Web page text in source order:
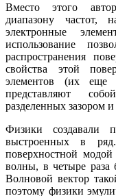
Вместо этого
диапазону
электронные
использование
распространения
свойства этой
элементов (их еще
представляют
разделенных зазором
Физики создавали
выстроенных в
поверхностной
волны, в четыре раза
Волновой вектор
поэтому физики